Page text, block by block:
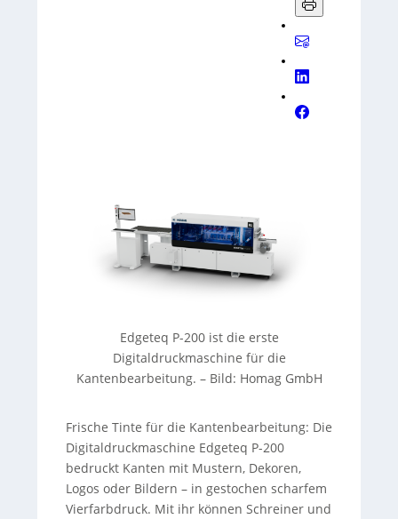
Edgeteq P-200 ist die erste
Digitaldruckmaschine für die
Kantenbearbeitung. – Bild: Homag GmbH
Frische Tinte für die Kantenbearbeitung: Die
Digitaldruckmaschine Edgeteq P-200
bedruckt Kanten mit Mustern, Dekoren,
Logos oder Bildern – in gestochen scharfem
Vierfarbdruck. Mit ihr können Schreiner und